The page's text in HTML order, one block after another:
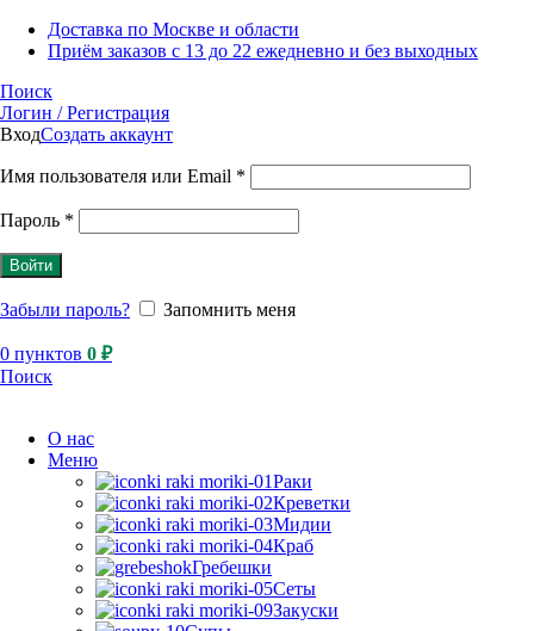
Доставка по Москве и области
Приём заказов с 13 до 22 ежедневно и без выходных
Поиск
Логин / Регистрация
ВходСоздать аккаунт
Имя пользователя или Email *
Пароль *
Войти
Забыли пароль? Запомнить меня
0 пунктов 0 ₽
Поиск
О нас
Меню
Раки
Креветки
Мидии
Краб
Гребешки
Сеты
Закуски